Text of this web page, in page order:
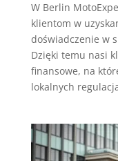
W Berlin
klientom w
doświadczenie w
Dzięki temu nasi
finansowe, na
lokalnych